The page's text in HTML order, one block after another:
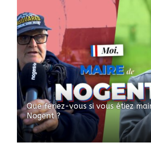
Que feriez-vous si vous étiez
Nogent ?